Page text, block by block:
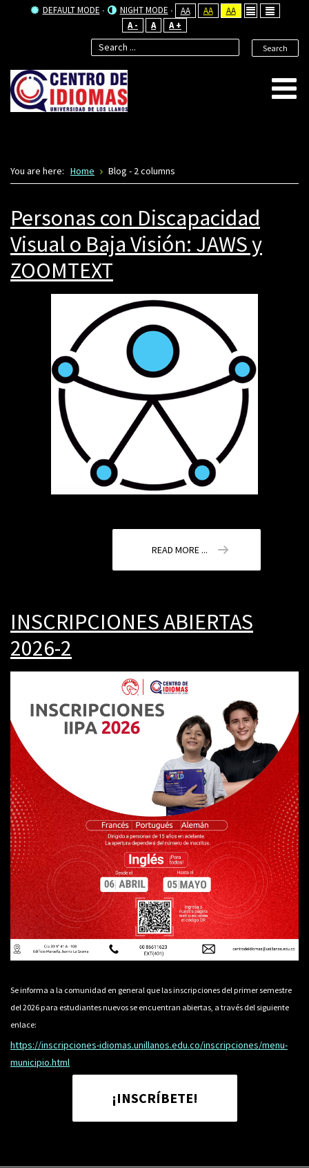
DEFAULT MODE NIGHT MODE AA AA
AA
A -
A A +
Search
You are here: Home Blog - 2 columns
Personas con Discapacidad
Visual o Baja Visión: JAWS y
ZOOMTEXT
READ MORE ...
INSCRIPCIONES ABIERTAS
2026-2
Se informa a la comunidad en general que las inscripciones del primer semestre
del 2026 para estudiantes nuevos se encuentran abiertas, a través del siguiente
enlace:
https://inscripciones-idiomas.unillanos.edu.co/inscripciones/menu-
municipio.html
¡INSCRÍBETE!